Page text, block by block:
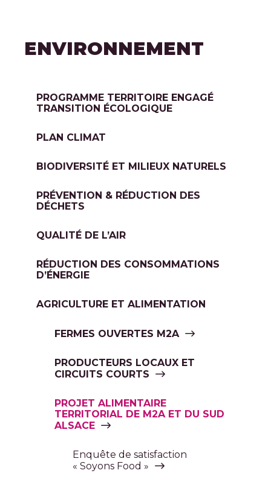
ENVIRONNEMENT
PROGRAMME TERRITOIRE ENGAGÉ
TRANSITION ÉCOLOGIQUE
PLAN CLIMAT
BIODIVERSITÉ ET MILIEUX NATURELS
PRÉVENTION & RÉDUCTION DES
DÉCHETS
QUALITÉ DE L’AIR
RÉDUCTION DES CONSOMMATIONS
D’ÉNERGIE
AGRICULTURE ET ALIMENTATION
FERMES OUVERTES M2A
PRODUCTEURS LOCAUX ET
CIRCUITS COURTS
PROJET ALIMENTAIRE
TERRITORIAL DE M2A ET DU SUD
ALSACE
Enquête de satisfaction
« Soyons Food »